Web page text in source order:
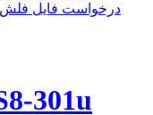
درخواست فایل فلش